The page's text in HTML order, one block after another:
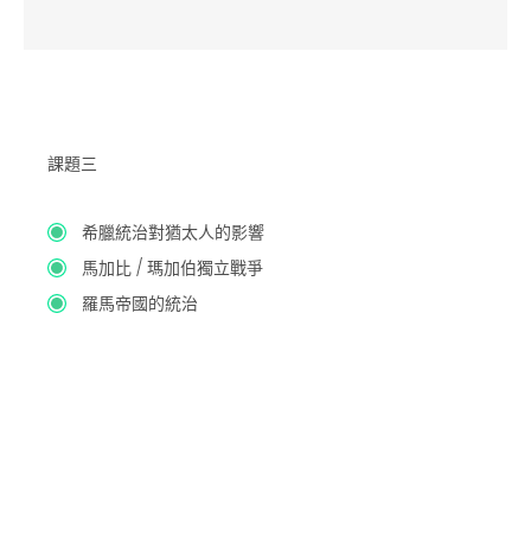
課題三
希臘統治對猶太人的影響
馬加比 / 瑪加伯獨立戰爭
羅馬帝國的統治